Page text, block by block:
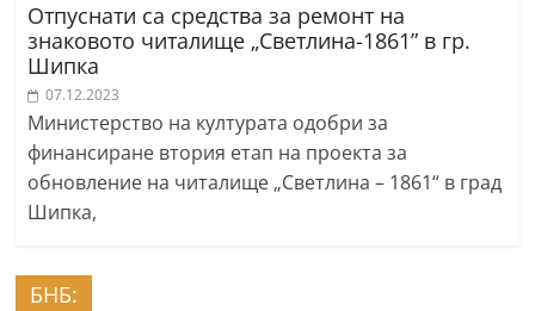
Отпуснати са средства за ремонт на
знаковото читалище „Светлина-1861” в гр.
Шипка
07.12.2023
Министерство на културата одобри за
финансиране втория етап на проекта за
обновление на читалище „Светлина – 1861“ в град
Шипка,
БНБ: